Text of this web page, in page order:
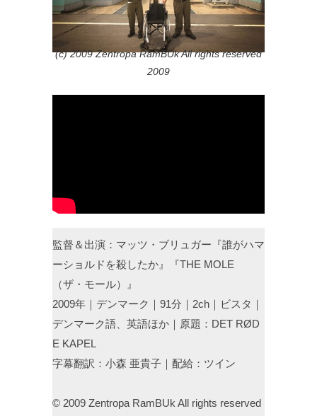
(c) 2009 Zentropa RamBUk All rights reserved
2009
監督＆出演：マッツ・ブリュガー『誰がハマ
ーショルドを殺したか』『THE MOLE
（ザ・モール）』
2009年｜デンマーク｜91分｜2ch｜ビスタ｜
デンマーク語、英語ほか｜原題：DET RØD
E KAPEL
字幕翻訳：小森 亜貴子｜配給：ツイン
© 2009 Zentropa RamBUk All rights reserved